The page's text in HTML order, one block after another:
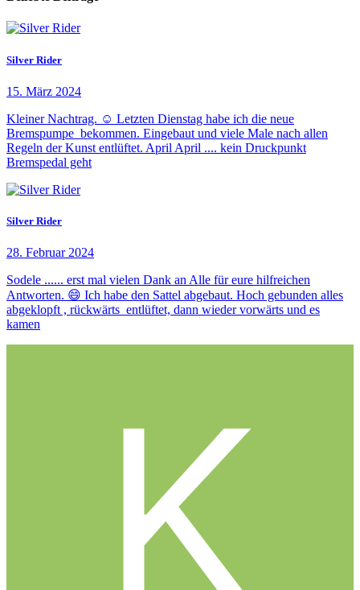
Silver Rider
15. März 2024
Kleiner Nachtrag. ☺️ Letzten Dienstag habe ich die neue
Bremspumpe bekommen. Eingebaut und viele Male nach allen
Regeln der Kunst entlüftet. April April .... kein Druckpunkt
Bremspedal geht
Silver Rider
28. Februar 2024
Sodele ...... erst mal vielen Dank an Alle für eure hilfreichen
Antworten. 😄 Ich habe den Sattel abgebaut. Hoch gebunden alles
abgeklopft , rückwärts entlüftet, dann wieder vorwärts und es
kamen